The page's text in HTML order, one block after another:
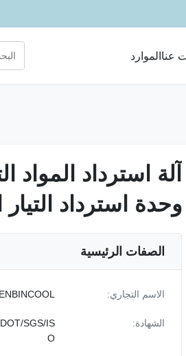
عنا الموارد
وحدة استرداد التيار
وحدة استرداد التيار
الصفات الرئيسية
الاسم التجاري:
الشهادة:
SGS/IS
O